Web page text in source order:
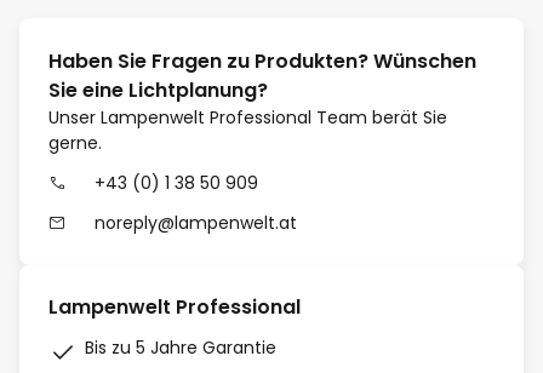
Haben Sie Fragen zu Produkten? Wünschen
Sie eine Lichtplanung?
Unser Lampenwelt Professional Team berät Sie
gerne.
+43 (0) 1 38 50 909
noreply@lampenwelt.at
Lampenwelt Professional
Bis zu 5 Jahre Garantie